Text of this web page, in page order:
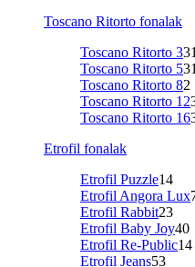
Toscano Ritorto fonalak
Toscano Ritorto 331
Toscano Ritorto 531
Toscano Ritorto 82
Toscano Ritorto 12
Toscano Ritorto 16
Etrofil fonalak
Etrofil Puzzle14
Etrofil Angora Lux
Etrofil Rabbit23
Etrofil Baby Joy40
Etrofil Re-Public14
Etrofil Jeans53